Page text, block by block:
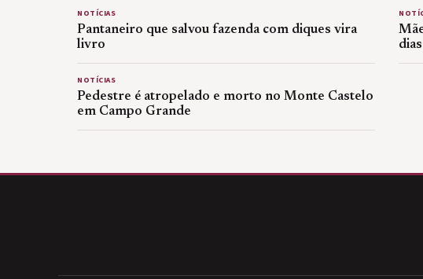
NOTÍCIAS
Pantaneiro que salvou fazenda com diques vira
livro
NOTÍCIAS
Pedestre é atropelado e morto no Monte Castelo
em Campo Grande